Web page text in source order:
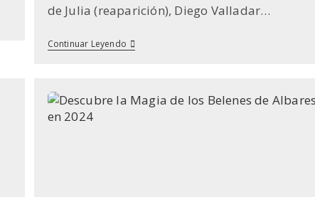
de Julia (reaparición), Diego Valladar…
Continuar LeyendoColoquio
Taurino
Voleta»
Reúne